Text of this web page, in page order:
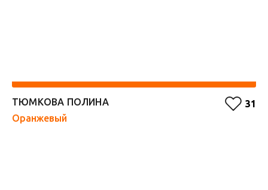
ТЮМКОВА ПОЛИНА
31
Оранжевый